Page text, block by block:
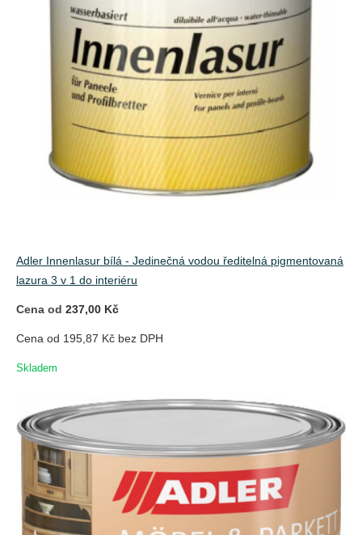
Adler Innenlasur bílá - Jedinečná vodou ředitelná pigmentovaná
lazura 3 v 1 do interiéru
Cena od 237,00 Kč
Cena od 195,87 Kč bez DPH
Skladem